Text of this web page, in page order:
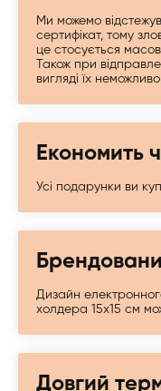
Ми можемо
сертифікат, тому
це стосується
Також при
вигляді їх
Економить
Усі подарунки ви
Дизайн
холдера 15х15 см
Довгий